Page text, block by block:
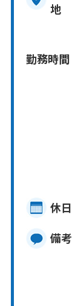
地
勤務時間
休日
備考